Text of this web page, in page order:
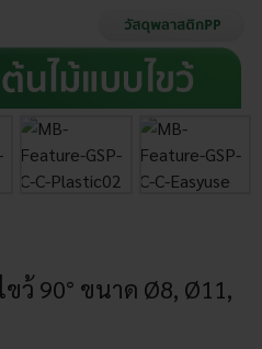
ว้ 90° ขนาด Ø8, Ø11,